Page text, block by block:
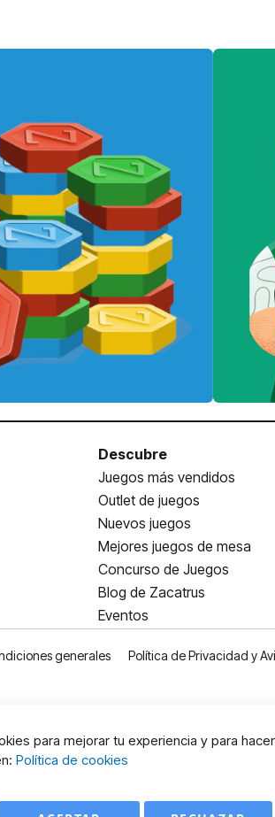
Descubre
Juegos más vendidos
Outlet de juegos
Nuevos juegos
Mejores juegos de mesa
Concurso de Juegos
Blog de Zacatrus
Eventos
generales Política de Privacidad y
para mejorar tu experiencia y para
Política de cookies